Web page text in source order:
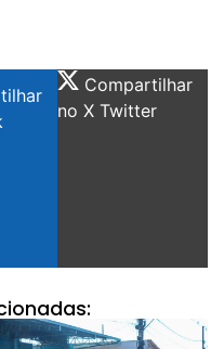
Compartilhar
no X Twitter